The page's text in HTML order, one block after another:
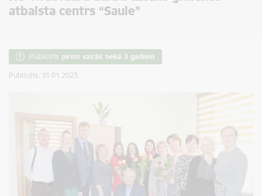
atbalsta centrs “Saule”
Publicēts pirms vairāk nekā 3 gadiem
Publicēts: 31.01.2023.